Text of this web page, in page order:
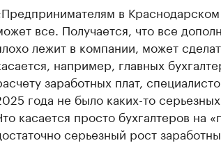
в Краснодарском
все. Получается, что все
лежит в компании, может
например, главных
заработных плат,
года не было каких-то
касается просто бухгалтеров на
серьезный рост